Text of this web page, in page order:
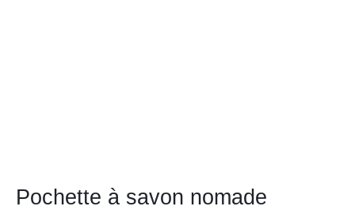
Pochette à savon nomade